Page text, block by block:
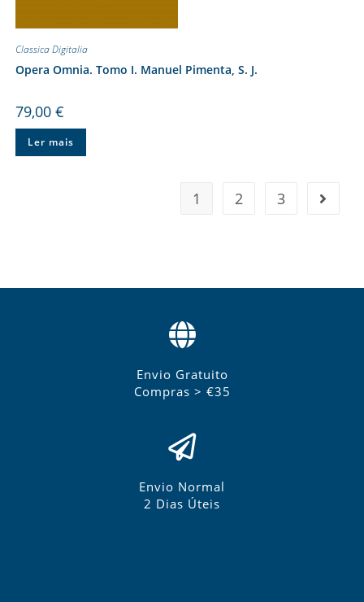
Classica Digitalia
Opera Omnia. Tomo I. Manuel Pimenta, S. J.
79,00 €
Ler mais
1 2 3
Envio Gratuito
Compras > €35
Envio Normal
2 Dias Úteis